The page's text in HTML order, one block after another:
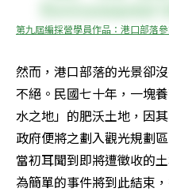
第九屆編採營學員作品：港口部落
然而，港口部落的光景卻
不絕。民國七十年，一塊
水之地」的肥沃土地，因
政府便將之劃入觀光規劃
當初耳聞到即將遭徵收的
為簡單的事件將到此結束